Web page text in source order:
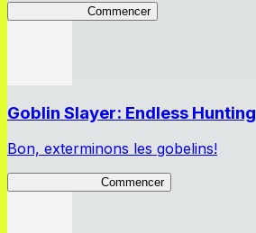
Commencer
Goblin Slayer: Endless Hunting
Bon, exterminons les gobelins!
Commencer